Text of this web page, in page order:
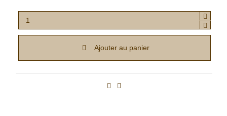
Ajouter au panier